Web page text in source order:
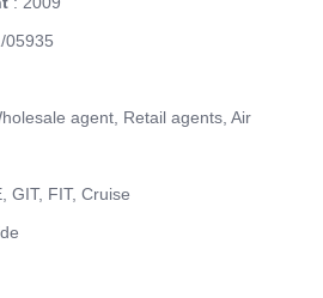
05935
agent, Retail agents, Air
GIT, FIT, Cruise